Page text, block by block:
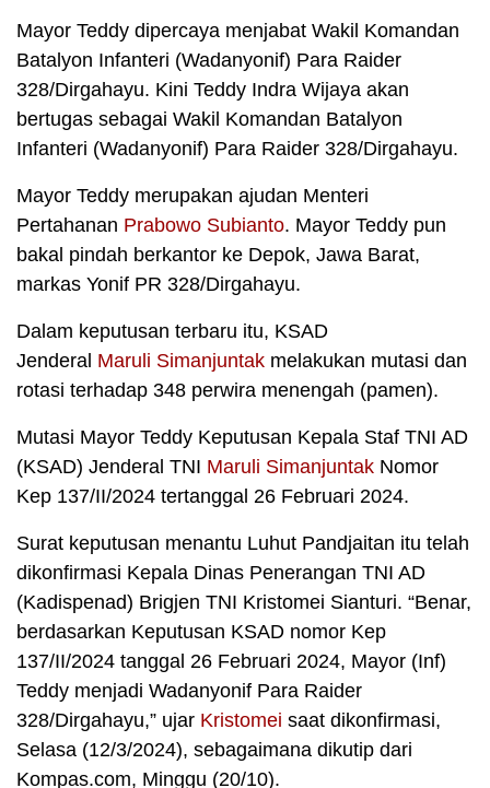
Mayor Teddy dipercaya menjabat Wakil Komandan
Batalyon Infanteri (Wadanyonif) Para Raider
328/Dirgahayu. Kini Teddy Indra Wijaya akan
bertugas sebagai Wakil Komandan Batalyon
Infanteri (Wadanyonif) Para Raider 328/Dirgahayu.
Mayor Teddy merupakan ajudan Menteri
Pertahanan Prabowo Subianto. Mayor Teddy pun
bakal pindah berkantor ke Depok, Jawa Barat,
markas Yonif PR 328/Dirgahayu.
Dalam keputusan terbaru itu, KSAD
Jenderal Maruli Simanjuntak melakukan mutasi dan
rotasi terhadap 348 perwira menengah (pamen).
Mutasi Mayor Teddy Keputusan Kepala Staf TNI AD
(KSAD) Jenderal TNI Maruli Simanjuntak Nomor
Kep 137/II/2024 tertanggal 26 Februari 2024.
Surat keputusan menantu Luhut Pandjaitan itu telah
dikonfirmasi Kepala Dinas Penerangan TNI AD
(Kadispenad) Brigjen TNI Kristomei Sianturi. “Benar,
berdasarkan Keputusan KSAD nomor Kep
137/II/2024 tanggal 26 Februari 2024, Mayor (Inf)
Teddy menjadi Wadanyonif Para Raider
328/Dirgahayu,” ujar Kristomei saat dikonfirmasi,
Selasa (12/3/2024), sebagaimana dikutip dari
Kompas.com, Minggu (20/10).